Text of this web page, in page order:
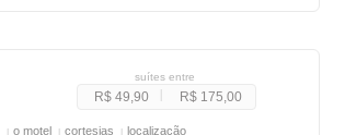
suítes entre
R$ 49,90 R$ 175,00
o motel cortesias localização